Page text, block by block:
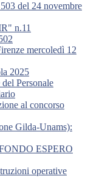
del 24 novembre
n.11
mercoledì 12
2025
Personale
al concorso
Gilda-Unams):
ESPERO
operative